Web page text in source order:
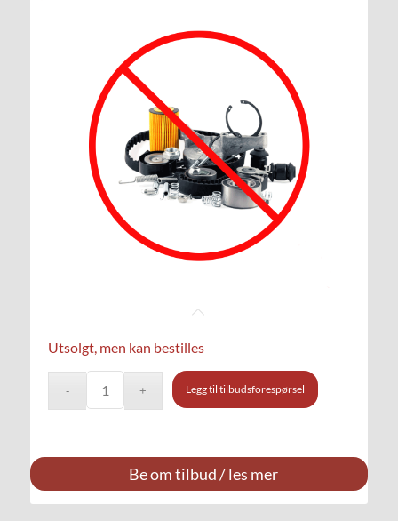
Utsolgt, men kan bestilles
Legg til tilbudsforespørsel
Be om tilbud / les mer